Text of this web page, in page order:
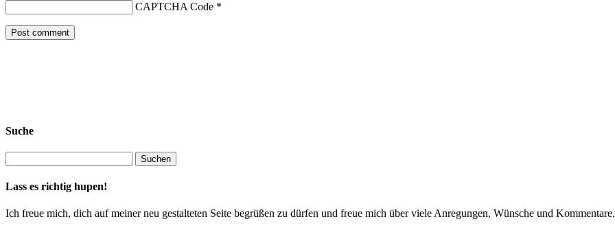
CAPTCHA Code *
Suche
Lass es richtig hupen!
Ich freue mich, dich auf meiner neu gestalteten Seite begrüßen zu dürfen und freue mich über viele Anregungen, Wünsche und Kommentare.